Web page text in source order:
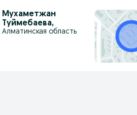
Мухаметжан
Туймебаева,
Алматинская область